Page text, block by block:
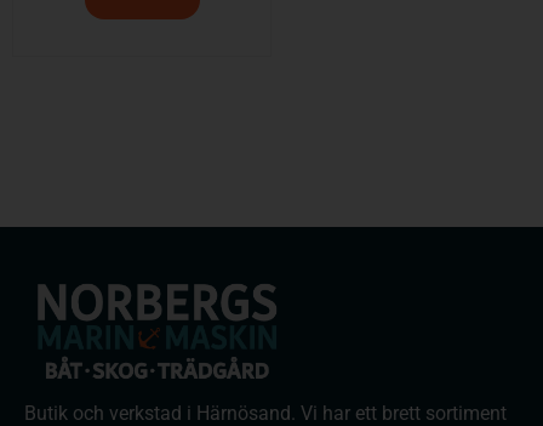
Butik och verkstad i Härnösand. Vi har ett brett sortiment